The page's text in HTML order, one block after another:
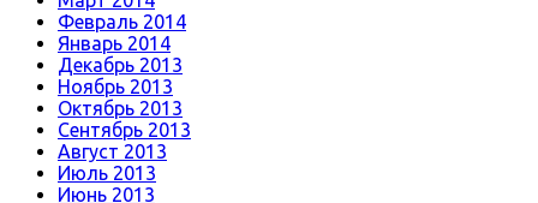
Февраль 2014
Январь 2014
Декабрь 2013
Ноябрь 2013
Октябрь 2013
Сентябрь 2013
Август 2013
Июль 2013
Июнь 2013